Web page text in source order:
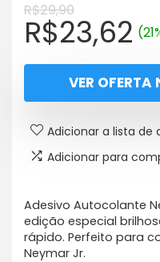
R$29,90
O
preço
original
era:
R$29,90.
R$23,62O
é:
VER OFERTA
Adicionar a lista de
Adicionar para
Adesivo Autocolante
edição especial
rápido. Perfeito para
Neymar Jr.